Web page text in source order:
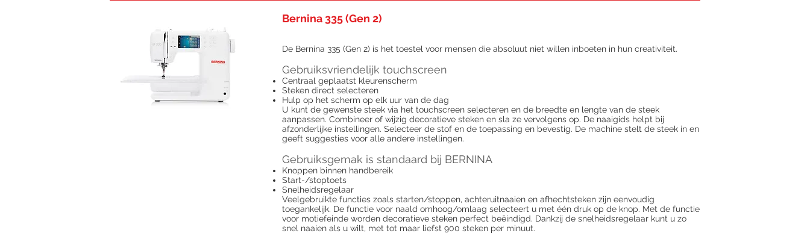
Bernina 335 (Gen 2)
De Bernina 335 (Gen 2) is het toestel voor mensen die absoluut niet willen inboeten in hun creativiteit.
Gebruiksvriendelijk touchscreen
Centraal geplaatst kleurenscherm
Steken direct selecteren
Hulp op het scherm op elk uur van de dag
U kunt de gewenste steek via het touchscreen selecteren en de breedte en lengte van de steek
aanpassen. Combineer of wijzig decoratieve steken en sla ze vervolgens op. De naaigids helpt bij
afzonderlijke instellingen. Selecteer de stof en de toepassing en bevestig. De machine stelt de steek in en
geeft suggesties voor alle andere instellingen.
Gebruiksgemak is standaard bij BERNINA
Knoppen binnen handbereik
Start-/stoptoets
Snelheidsregelaar
Veelgebruikte functies zoals starten/stoppen, achteruitnaaien en afhechtsteken zijn eenvoudig
toegankelijk. De functie voor naald omhoog/omlaag selecteert u met één druk op de knop. Met de functie
voor motiefeinde worden decoratieve steken perfect beëindigd. Dankzij de snelheidsregelaar kunt u zo
snel naaien als u wilt, met tot maar liefst 900 steken per minuut.